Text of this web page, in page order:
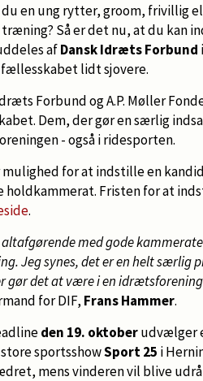
du en ung rytter, groom, frivillig
Så er det nu, at du kan
afDansk Idræts Forbund
lidt sjovere.
Forbund og A.P. Møller
Dem, der gør en særlig
- også i ridesporten.
mulighed for at indstille en
holdkammerat. Fristen for at
.
altafgørende med gode
Jeg synes, det er en helt særlig
gør det at være i en
for DIF, Frans Hammer.
den 19. oktoberudvælger
store sportsshowSport 25 i
mens vinderen vil blive